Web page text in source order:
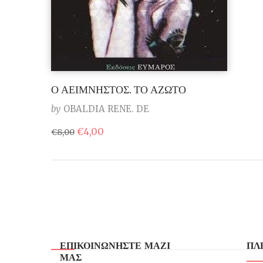
Ο ΑΕΙΜΝΗΣΤΟΣ. ΤΟ ΑΖΩΤΟ
by OBALDIA RENE. DE
€8,00 Original
price
€8,00.
€4,00
είναι:
ΕΠΙΚΟΙΝΩΝΗΣΤΕ ΜΑΖΙ
ΜΑΣ